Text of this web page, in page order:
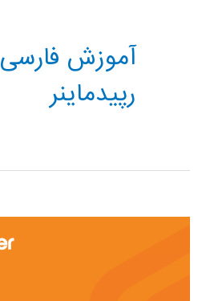
آموزش فارسی
رپیدماینر